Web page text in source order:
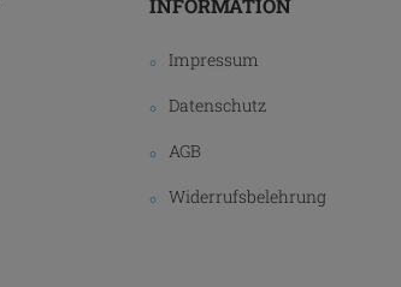
INFORMATION
Impressum
Datenschutz
AGB
Widerrufsbelehrung